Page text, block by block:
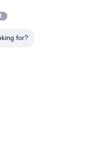
λουκέτων ΠΣΤ
κλειδαριά
for?